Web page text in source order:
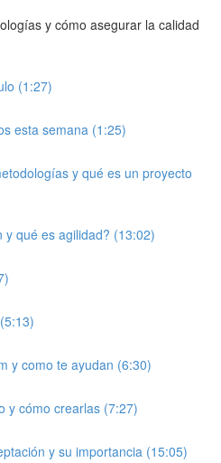
y cómo asegurar la calidad
(1:27)
esta semana (1:25)
y qué es un proyecto
y qué es agilidad? (13:02)
y como te ayudan (6:30)
y cómo crearlas (7:27)
y su importancia (15:05)